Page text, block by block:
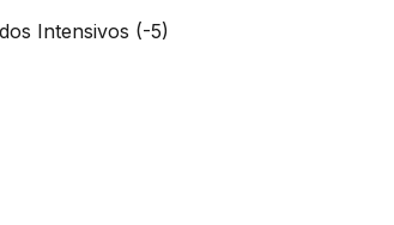
Intensivos (-5)